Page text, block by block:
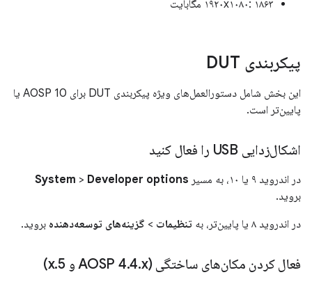
۱۹۲۰x۱۰۸۰: ۱۸۶۳ مگابایت
پیکربندی DUT
این بخش شامل دستورالعمل‌های ویژه پیکربندی DUT برای AOSP 10 یا
پایین‌تر است.
اشکال‌زدایی USB را فعال کنید
در اندروید ۹ یا ۱۰، به مسیر System > Developer options
بروید.
در اندروید ۸ یا پایین‌تر، به
تنظیمات > گزینه‌های توسعه‌دهنده بروید.
فعال کردن مکان‌های ساختگی (AOSP 4 .4.x و 5 .
x)